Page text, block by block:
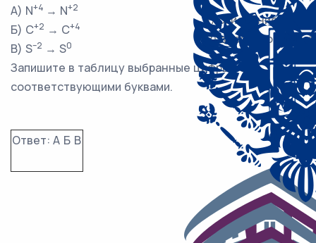
А) N+4 → N+2
Б) C+2 → C+4
В) S–2 → S0
1) окисление
2) восстановление
Запишите в таблицу выбранные цифры под
соответствующими буквами.
Ответ: А Б В